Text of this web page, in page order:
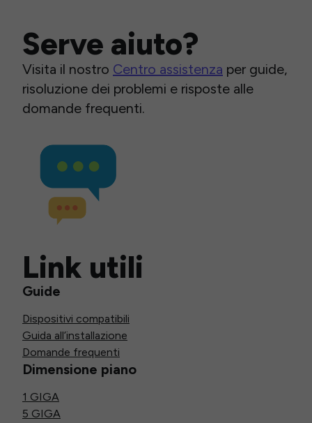
Serve aiuto?
Visita il nostro Centro assistenza per guide,
risoluzione dei problemi e risposte alle
domande frequenti.
Link utili
Guide
Dispositivi compatibili
Guida all’installazione
Domande frequenti
Dimensione piano
1 GIGA
5 GIGA